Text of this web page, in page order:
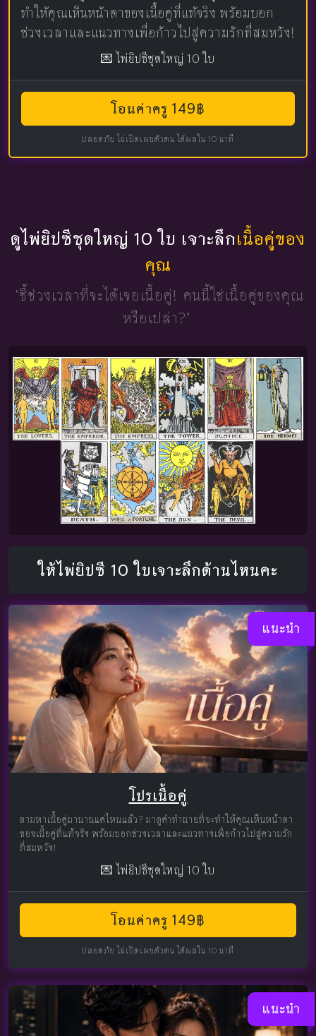
ทำให้คุณเห็นหน้าตาของเนื้อคู่ที่แท้จริง พร้อมบอก
ช่วงเวลาและแนวทางเพื่อก้าวไปสู่ความรักที่สมหวัง!
💌 ไพ่ยิปซีชุดใหญ่ 10 ใบ
โอนค่าครู 149฿
ปลอดภัย ไม่เปิดเผยตัวตน ได้ผลใน 10 นาที
ดูไพ่ยิปซีชุดใหญ่ 10 ใบ เจาะลึกเนื้อคู่ของ
คุณ
"ชี้ช่วงเวลาที่จะได้เจอเนื้อคู่! คนนี้ใช่เนื้อคู่ของคุณ
หรือเปล่า?"
ให้ไพ่ยิปซี 10 ใบเจาะลึกด้านไหนคะ
แนะนำ
โปรเนื้อคู่
ตามหาเนื้อคู่มานานแค่ไหนแล้ว? มาดูคำทำนายที่จะทำให้คุณเห็นหน้าตา
ของเนื้อคู่ที่แท้จริง พร้อมบอกช่วงเวลาและแนวทางเพื่อก้าวไปสู่ความรัก
ที่สมหวัง!
💌 ไพ่ยิปซีชุดใหญ่ 10 ใบ
โอนค่าครู 149฿
ปลอดภัย ไม่เปิดเผยตัวตน ได้ผลใน 10 นาที
แนะนำ